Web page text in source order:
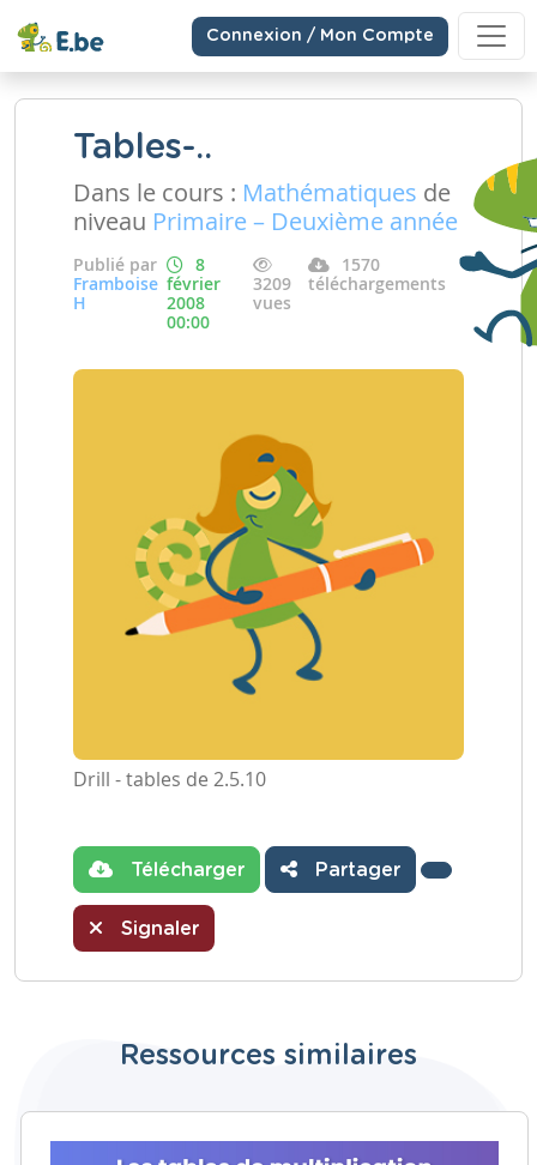
Connexion / Mon Compte
Tables-..
Dans le cours : Mathématiques de
niveau Primaire – Deuxième année
Publié par
Framboise
H
8
février
2008
00:00
3209
vues
1570
téléchargements
Drill - tables de 2.5.10
Télécharger Partager
Signaler
Ressources similaires